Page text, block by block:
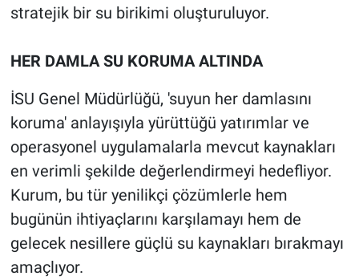
stratejik bir su birikimi oluşturuluyor.
HER DAMLA SU KORUMA ALTINDA
İSU Genel Müdürlüğü, 'suyun her damlasını
koruma' anlayışıyla yürüttüğü yatırımlar ve
operasyonel uygulamalarla mevcut kaynakları
en verimli şekilde değerlendirmeyi hedefliyor.
Kurum, bu tür yenilikçi çözümlerle hem
bugünün ihtiyaçlarını karşılamayı hem de
gelecek nesillere güçlü su kaynakları bırakmayı
amaçlıyor.